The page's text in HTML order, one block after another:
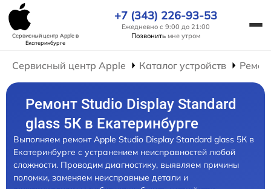
Сервисный центр Appleв
Екатеринбурге
+7 (343) 226-93-53
Ежедневно с 9:00 до 21:00
Позвонить мне утром
Сервисный центр Apple Каталог устройств
Ремонт Studio Display Standard
glass 5К в Екатеринбурге
Выполняем ремонт Apple Studio Display Standard glass 5К в
Екатеринбурге с устранением неисправностей любой
сложности. Проводим диагностику, выявляем причины
поломки, заменяем неисправные детали и